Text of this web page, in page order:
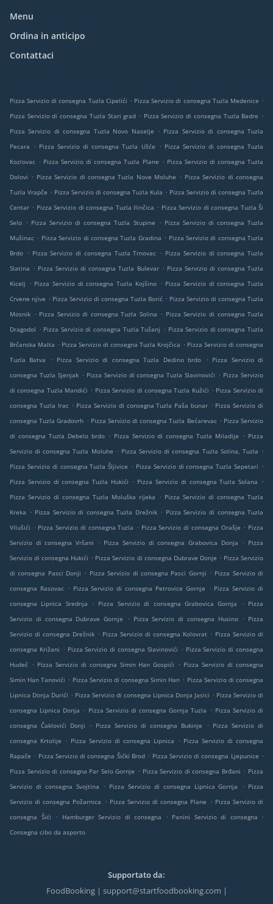
Menu
Ordina in anticipo
Contattaci
Pizza Servizio di consegna Tuzla Cipelići . Pizza Servizio di consegna Tuzla Medenice .
Pizza Servizio di consegna Tuzla Stari grad . Pizza Servizio di consegna Tuzla Badre .
Pizza Servizio di consegna Tuzla Novo Naselje
. Pizza Servizio di consegna Tuzla
Pecara
. Pizza Servizio di consegna Tuzla Ušće . Pizza Servizio di consegna Tuzla
Kozlovac . Pizza Servizio di consegna Tuzla Plane . Pizza Servizio di consegna Tuzla
Dolovi . Pizza Servizio di consegna Tuzla Nove Moluhe . Pizza Servizio di consegna
Tuzla Vrapče . Pizza Servizio di consegna Tuzla Kula . Pizza Servizio di consegna Tuzla
Centar . Pizza Servizio di consegna Tuzla Ilinčica . Pizza Servizio di consegna Tuzla Ši
Selo . Pizza Servizio di consegna Tuzla Stupine . Pizza Servizio di consegna Tuzla
Mušinac . Pizza Servizio di consegna Tuzla Gradina . Pizza Servizio di consegna Tuzla
Brdo . Pizza Servizio di consegna Tuzla Trnovac . Pizza Servizio di consegna Tuzla
Slatina . Pizza Servizio di consegna Tuzla Bulevar . Pizza Servizio di consegna Tuzla
Kicelj
. Pizza Servizio di consegna Tuzla Kojšino . Pizza Servizio di consegna Tuzla
Crvene njive . Pizza Servizio di consegna Tuzla Borić . Pizza Servizio di consegna Tuzla
Mosnik . Pizza Servizio di consegna Tuzla Solina . Pizza Servizio di consegna Tuzla
Dragodol . Pizza Servizio di consegna Tuzla Tušanj . Pizza Servizio di consegna Tuzla
Brčanska Malta . Pizza Servizio di consegna Tuzla Krojčica . Pizza Servizio di consegna
Tuzla Batva
. Pizza Servizio di consegna Tuzla Dedino brdo . Pizza Servizio di
consegna Tuzla Sjenjak . Pizza Servizio di consegna Tuzla Slavinovići . Pizza Servizio
di consegna Tuzla Mandići . Pizza Servizio di consegna Tuzla Kužići . Pizza Servizio di
consegna Tuzla Irac . Pizza Servizio di consegna Tuzla Paša bunar . Pizza Servizio di
consegna Tuzla Gradovrh . Pizza Servizio di consegna Tuzla Bećarevac . Pizza Servizio
di consegna Tuzla Debelo brdo . Pizza Servizio di consegna Tuzla Miladije . Pizza
Servizio di consegna Tuzla Moluhe . Pizza Servizio di consegna Tuzla Solina, Tuzla .
Pizza Servizio di consegna Tuzla Šljivice . Pizza Servizio di consegna Tuzla Sepetari .
Pizza Servizio di consegna Tuzla Hukići
. Pizza Servizio di consegna Tuzla Solana
.
Pizza Servizio di consegna Tuzla Moluška rijeka
. Pizza Servizio di consegna Tuzla
Kreka
. Pizza Servizio di consegna Tuzla Drežnik . Pizza Servizio di consegna Tuzla
Vilušići . Pizza Servizio di consegna Tuzla . Pizza Servizio di consegna Orašje . Pizza
Servizio di consegna Vršani
. Pizza Servizio di consegna Grabovica Donja . Pizza
Servizio di consegna Hukići . Pizza Servizio di consegna Dubrave Donje . Pizza Servizio
di consegna Pasci Donji . Pizza Servizio di consegna Pasci Gornji . Pizza Servizio di
consegna Rasovac . Pizza Servizio di consegna Petrovice Gornje . Pizza Servizio di
consegna Lipnica Srednja
. Pizza Servizio di consegna Grabovica Gornja . Pizza
Servizio di consegna Dubrave Gornje
. Pizza Servizio di consegna Husino . Pizza
Servizio di consegna Drežnik . Pizza Servizio di consegna Kolovrat . Pizza Servizio di
consegna Križani . Pizza Servizio di consegna Slavinovići . Pizza Servizio di consegna
Hudeč . Pizza Servizio di consegna Simin Han Gospići . Pizza Servizio di consegna
Simin Han Tanovići . Pizza Servizio di consegna Simin Han . Pizza Servizio di consegna
Lipnica Donja Durići . Pizza Servizio di consegna Lipnica Donja Jasici . Pizza Servizio di
consegna Lipnica Donja . Pizza Servizio di consegna Gornja Tuzla . Pizza Servizio di
consegna Čaklovići Donji
. Pizza Servizio di consegna Bukinje . Pizza Servizio di
consegna Krtolije
. Pizza Servizio di consegna Lipnica . Pizza Servizio di consegna
Rapače . Pizza Servizio di consegna Šićki Brod . Pizza Servizio di consegna Ljepunice .
Pizza Servizio di consegna Par Selo Gornje . Pizza Servizio di consegna Brđani . Pizza
Servizio di consegna Svojtina
. Pizza Servizio di consegna Lipnica Gornja . Pizza
Servizio di consegna Požarnica
. Pizza Servizio di consegna Plane . Pizza Servizio di
consegna Šići
. Hamburger Servizio di consegna . Panini Servizio di consegna
.
Consegna cibo da asporto
Supportato da:
FoodBooking | support@startfoodbooking.com |